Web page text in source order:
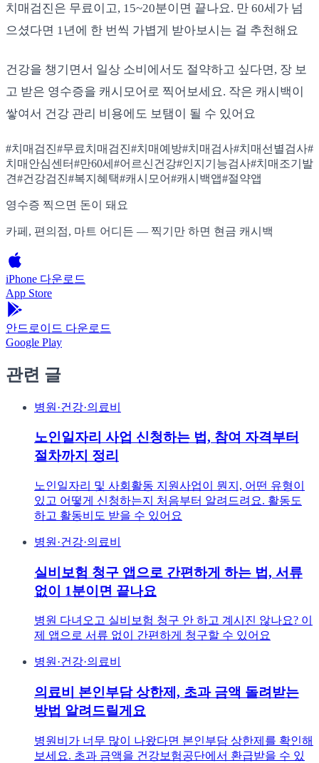
치매검진은 무료이고, 15~20분이면 끝나요. 만 60세가 넘
으셨다면 1년에 한 번씩 가볍게 받아보시는 걸 추천해요
건강을 챙기면서 일상 소비에서도 절약하고 싶다면, 장 보
고 받은 영수증을 캐시모어로 찍어보세요. 작은 캐시백이
쌓여서 건강 관리 비용에도 보탬이 될 수 있어요
#치매검진#무료치매검진#치매예방#치매검사#치매선별검사#
치매안심센터#만60세 #어르신건강#인지기능검사#치매조기발
견#건강검진#복지혜택#캐시모어#캐시백앱#절약앱
영수증 찍으면 돈이 돼요
카페, 편의점, 마트 어디든 — 찍기만 하면 현금 캐시백
iPhone 다운로드
App Store
안드로이드 다운로드
Google Play
관련 글
병원·건강·의료비
노인일자리 사업 신청하는 법, 참여 자격부터
절차까지 정리
노인일자리 및 사회활동 지원사업이 뭔지, 어떤 유형이
있고 어떻게 신청하는지 처음부터 알려드려요. 활동도
하고 활동비도 받을 수 있어요
병원·건강·의료비
실비보험 청구 앱으로 간편하게 하는 법, 서류
없이 1분이면 끝나요
병원 다녀오고 실비보험 청구 안 하고 계시진 않나요? 이
제 앱으로 서류 없이 간편하게 청구할 수 있어요
병원·건강·의료비
의료비 본인부담 상한제, 초과 금액 돌려받는
방법 알려드릴게요
병원비가 너무 많이 나왔다면 본인부담 상한제를 확인해
보세요. 초과 금액을 건강보험공단에서 환급받을 수 있